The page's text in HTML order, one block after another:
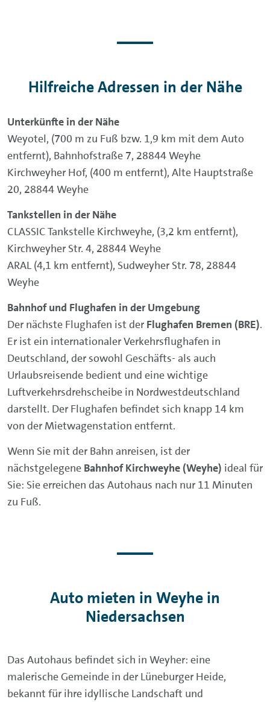
Hilfreiche Adressen in der Nähe
Unterkünfte in der Nähe
Weyotel, (700 m zu Fuß bzw. 1,9 km mit dem Auto
entfernt), Bahnhofstraße 7, 28844 Weyhe
Kirchweyher Hof, (400 m entfernt), Alte Hauptstraße
20, 28844 Weyhe
Tankstellen in der Nähe
CLASSIC Tankstelle Kirchweyhe, (3,2 km entfernt),
Kirchweyher Str. 4, 28844 Weyhe
ARAL (4,1 km entfernt), Sudweyher Str. 78, 28844
Weyhe
Bahnhof und Flughafen in der Umgebung
Der nächste Flughafen ist der Flughafen Bremen (BRE).
Er ist ein internationaler Verkehrsflughafen in
Deutschland, der sowohl Geschäfts- als auch
Urlaubsreisende bedient und eine wichtige
Luftverkehrsdrehscheibe in Nordwestdeutschland
darstellt. Der Flughafen befindet sich knapp 14 km
von der Mietwagenstation entfernt.
Wenn Sie mit der Bahn anreisen, ist der
nächstgelegene Bahnhof Kirchweyhe (Weyhe) ideal für
Sie: Sie erreichen das Autohaus nach nur 11 Minuten
zu Fuß.
Auto mieten in Weyhe in
Niedersachsen
Das Autohaus befindet sich in Weyher: eine
malerische Gemeinde in der Lüneburger Heide,
bekannt für ihre idyllische Landschaft und